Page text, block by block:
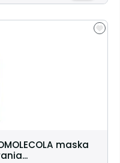
maska